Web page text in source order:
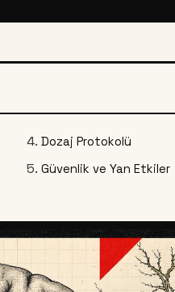
Dozaj Protokolü
Güvenlik ve Yan Etkiler